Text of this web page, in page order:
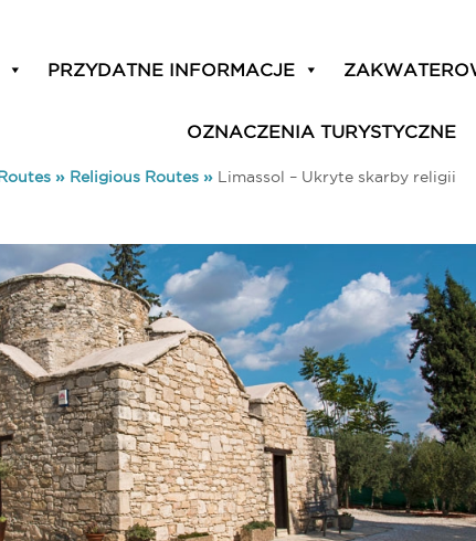
PRZYDATNE INFORMACJE
OZNACZENIA TURYSTYCZNE
» Religious Routes » Limassol – Ukryte skarby religii